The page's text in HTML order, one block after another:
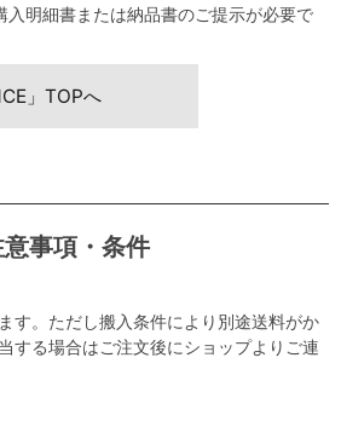
明細書または納品書のご提示が必要で
」TOPへ
事項・条件
す。ただし搬入条件により別途送料がか
する場合はご注文後にショップよりご連